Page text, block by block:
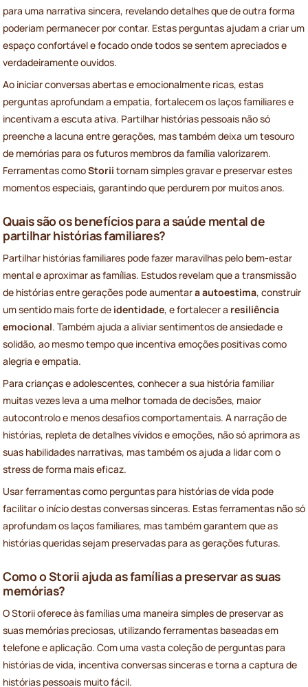
para uma narrativa sincera, revelando detalhes que de outra forma
poderiam permanecer por contar. Estas perguntas ajudam a criar um
espaço confortável e focado onde todos se sentem apreciados e
verdadeiramente ouvidos.
Ao iniciar conversas abertas e emocionalmente ricas, estas
perguntas aprofundam a empatia, fortalecem os laços familiares e
incentivam a escuta ativa. Partilhar histórias pessoais não só
preenche a lacuna entre gerações, mas também deixa um tesouro
de memórias para os futuros membros da família valorizarem.
Ferramentas comoStorii tornam simples gravar e preservar estes
momentos especiais, garantindo que perdurem por muitos anos.
Quais são os benefícios para a saúde mental de
partilhar histórias familiares?
Partilhar histórias familiares pode fazer maravilhas pelo bem-estar
mental e aproximar as famílias. Estudos revelam que a transmissão
de histórias entre gerações pode aumentara autoestima, construir
um sentido mais forte de identidade, e fortalecer a resiliência
emocional. Também ajuda a aliviar sentimentos de ansiedade e
solidão, ao mesmo tempo que incentiva emoções positivas como
alegria e empatia.
Para crianças e adolescentes, conhecer a sua história familiar
muitas vezes leva a uma melhor tomada de decisões, maior
autocontrolo e menos desafios comportamentais. A narração de
histórias, repleta de detalhes vívidos e emoções, não só aprimora as
suas habilidades narrativas, mas também os ajuda a lidar com o
stress de forma mais eficaz.
Usar ferramentas como perguntas para histórias de vida pode
facilitar o início destas conversas sinceras. Estas ferramentas não só
aprofundam os laços familiares, mas também garantem que as
histórias queridas sejam preservadas para as gerações futuras.
Como o Storii ajuda as famílias a preservar as suas
memórias?
O Storii oferece às famílias uma maneira simples de preservar as
suas memórias preciosas, utilizando ferramentas baseadas em
telefone e aplicação. Com uma vasta coleção de perguntas para
histórias de vida, incentiva conversas sinceras e torna a captura de
histórias pessoais muito fácil.